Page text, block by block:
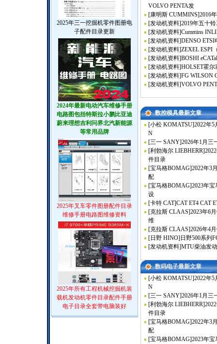
2025年三一挖掘机零件图册电
子配件目录更新
2024年最新电动汽车维修手册
电路图包括特斯拉小鹏比亚迪
蔚来理想吉利问界北汽新能源
等常用品牌
2025年叉车零件图册配件目录
维修手册电路图维修资料
2025年所有工程机械挖掘机装
载机发动机零件目录配件手册
电子目录全套带电脑装好
VOLVO PENTA发
[康明斯 CUMMINS]2016
[发动机资料]2019年五十
[发动机资料]Cummins
[发动机资料]DENSO ETSI
[发动机资料]ZEXEL ESPI
[发动机资料]BOSHI
[发动机资料]HOLSET霍
[发动机资料]FG WILSON
[发动机资料]VOLVO
数控模具最新文章
[小松 KOMATSU]2022年5
N
[三一 SANY]2026年1月三
[利勃海尔 LIEBHERR]
件目录
[宝马格BOMAG]2022年3
配
[宝马格BOMAG]2023年
设
[卡特 CAT]CAT ET4 CAT
[克拉斯 CLAAS]2023年6
维
[克拉斯 CLAAS]2026年4
[日野 HINO] 日野500系列
[发动机资料]MTU柴油发
数码电子最新文章
[小松 KOMATSU]2022年5
N
[三一 SANY]2026年1月三
[利勃海尔 LIEBHERR]
件目录
[宝马格BOMAG]2022年3
配
[宝马格BOMAG]2023年